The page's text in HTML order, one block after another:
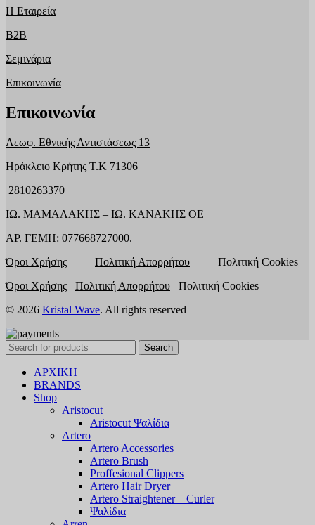
Η Εταιρεία
B2B
Σεμινάρια
Επικοινωνία
Επικοινωνία
Λεωφ. Εθνικής Αντιστάσεως 13
Ηράκλειο Κρήτης T.K 71306
2810263370
ΙΩ. ΜΑΜΑΛΑΚΗΣ – ΙΩ. ΚΑΝΑΚΗΣ ΟΕ
ΑΡ. ΓΕΜΗ: 077668727000.
Όροι Χρήσης
Πολιτική Απορρήτου Πολιτική Cookies
Όροι Χρήσης
Πολιτική Απορρήτου Πολιτική Cookies
© 2026 Kristal Wave. All rights reserved
Search
ΑΡΧΙΚΗ
BRANDS
Shop
Aristocut
Aristocut Ψαλίδια
Artero
Artero Accessories
Artero Brush
Proffesional Clippers
Artero Hair Dryer
Artero Straightener – Curler
Ψαλίδια